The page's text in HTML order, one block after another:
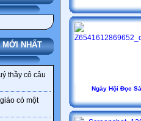
NHẤT
thầy cô câu
có một
Ngày Hội Đọc